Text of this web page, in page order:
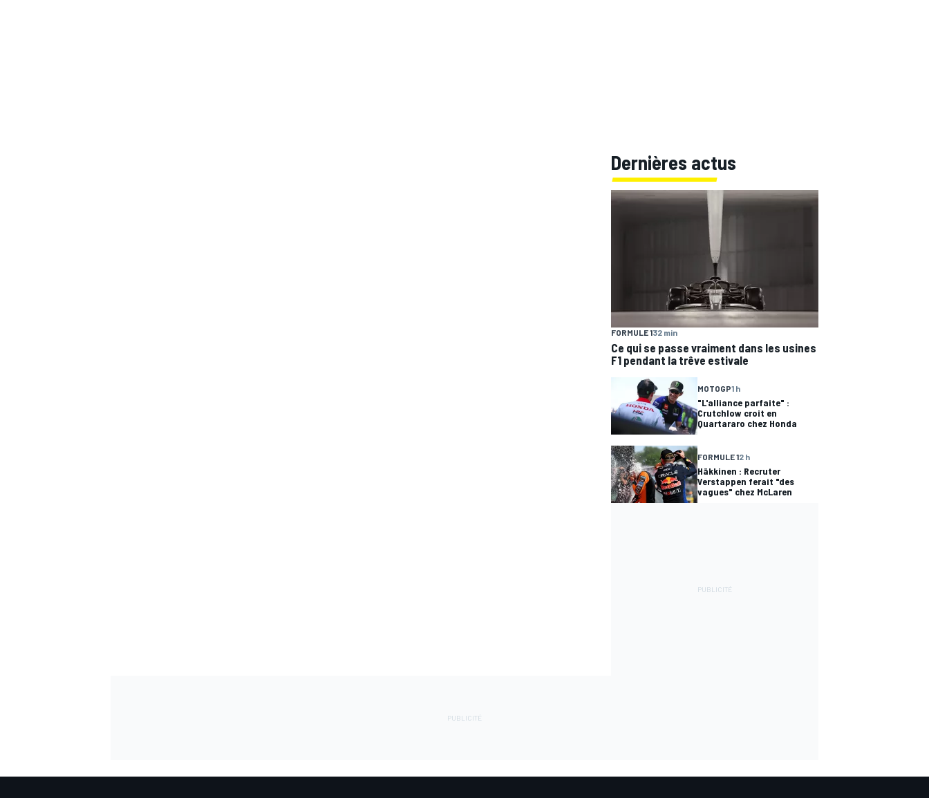
Dernières actus
FORMULE 132 min
Ce qui se passe vraiment dans les usines
F1 pendant la trêve estivale
MOTOGP1 h
"L'alliance parfaite" :
Crutchlow croit en
Quartararo chez Honda
FORMULE 12 h
Häkkinen : Recruter
Verstappen ferait "des
vagues" chez McLaren